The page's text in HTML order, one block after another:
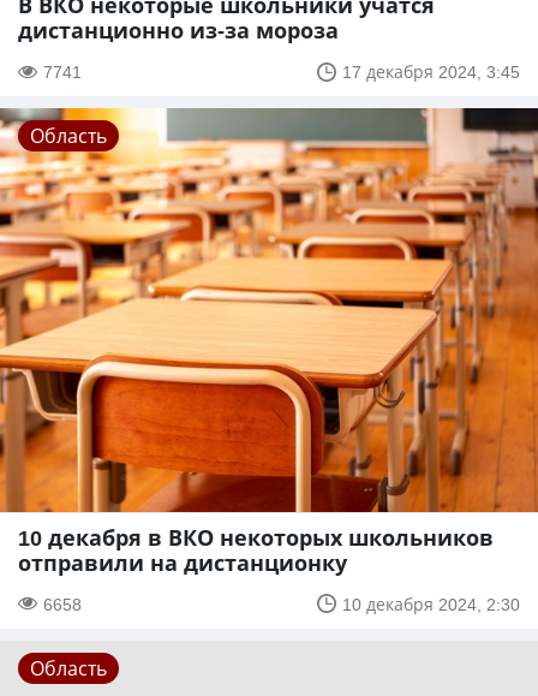
дистанционно из-за мороза
7741 17 декабря 2024, 3:45
Область
10 декабря в ВКО некоторых школьников
отправили на дистанционку
6658 10 декабря 2024, 2:30
Область